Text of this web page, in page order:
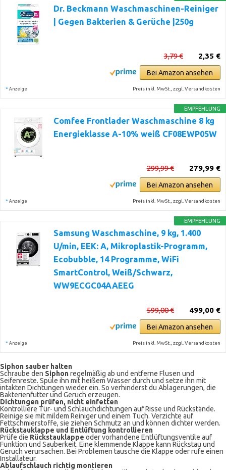
Dr. Beckmann Waschmaschinen-Reiniger
| Gegen Bakterien & Gerüche |250g
2,35 €
3,79 €
Bei Amazon ansehen
* Anzeige Preis inkl. MwSt., zzgl. Versandkosten
EMPFEHLUNG
Comfee Frontlader Waschmaschine 8 kg
Energieklasse A-10% weiß CF08EWP05W
279,99 €
299,99 €
Bei Amazon ansehen
* Anzeige Preis inkl. MwSt., zzgl. Versandkosten
EMPFEHLUNG
Samsung Waschmaschine, 9 kg, 1.400
U/min, EEK: A, Mikroplastik-Programm,
Ecobubble, 14 Programme, WiFi
SmartControl, Weiß/Schwarz,
WW9ECGC04AAEEG
499,00 €
599,00 €
Bei Amazon ansehen
* Anzeige Preis inkl. MwSt., zzgl. Versandkosten
Siphon sauber halten
Schraube den Siphonregelmäßig ab und entferne Flusen und
Seifenreste. Spüle ihn mit heißem Wasser durch und setze ihn mit
intakten Dichtungen wieder ein. So verhinderst du Ablagerungen, die
Bakterienfutter und Geruch erzeugen.
Dichtungen prüfen, nicht einfetten
Kontrolliere Tür- und Schlauchdichtungen auf Risse und Rückstände.
Reinige sie mit mildem Reiniger und einem Tuch. Verzichte auf
Fettschmierstoffe, sie ziehen Schmutz an und können dichter werden.
Rückstauklappe und Entlüftung kontrollieren
Prüfe die Rückstauklappe oder vorhandene Entlüftungsventile auf
Funktion und Sauberkeit. Eine klemmen­de Klappe kann Rückstau und
Geruch verursachen. Bei Problemen tausche die Klappe oder rufe einen
Installateur.
Ablaufschlauch richtig montieren